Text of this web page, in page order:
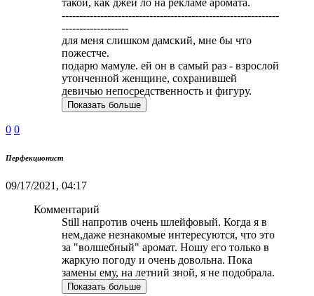
такой, как джей ло на рекламе аромата.
--------------------------------------------------------------
-------------------
для меня слишком дамский, мне бы что
пожестче.
подарю мамуле. ей он в самый раз - взрослой
утонченной женщине, сохранившей
девичью непосредственность и фигуру.
Показать больше
0 0
Перфекционист
09/17/2021, 04:17
Комментарий
Still напротив очень шлейфовый. Когда я в
нем,даже незнакомые интересуются, что это
за "волшебный" аромат. Ношу его только в
жаркую погоду и очень довольна. Пока
замены ему, на летний зной, я не подобрала.
Показать больше